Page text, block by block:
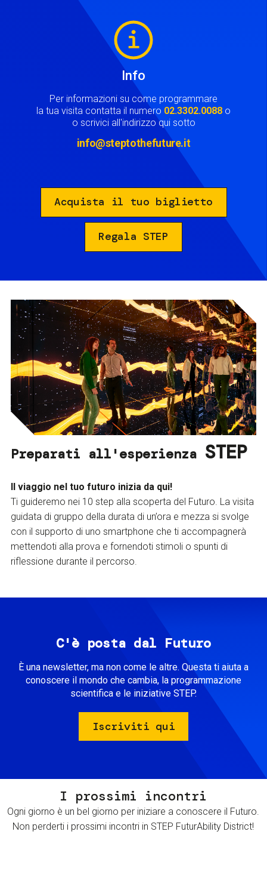
Info
Per informazioni su come programmare
la tua visita contatta il numero 02.3302.0088 o
o scrivici all'indirizzo qui sotto
info@steptothefuture.it
Acquista il tuo biglietto
Regala STEP
Preparati all'esperienza STEP
Il viaggio nel tuo futuro inizia da qui!
Ti guideremo nei 10 step alla scoperta del Futuro. La visita
guidata di gruppo della durata di un’ora e mezza si svolge
con il supporto di uno smartphone che ti accompagnerà
mettendoti alla prova e fornendoti stimoli o spunti di
riflessione durante il percorso.
C'è posta dal Futuro
È una newsletter, ma non come le altre. Questa ti aiuta a
conoscere il mondo che cambia, la programmazione
scientifica e le iniziative STEP.
Iscriviti qui
I prossimi incontri
Ogni giorno è un bel giorno per iniziare a conoscere il Futuro.
Non perderti i prossimi incontri in STEP FuturAbility District!